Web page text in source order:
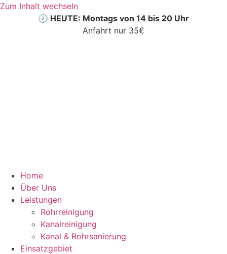
Zum Inhalt wechseln
🕖 HEUTE: Montags von 14 bis 20 Uhr
Anfahrt nur 35€
Home
Über Uns
Leistungen
Rohrreinigung
Kanalreinigung
Kanal & Rohrsanierung
Einsatzgebiet